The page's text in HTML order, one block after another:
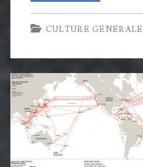
gouts
et
les
couleurs…
CULTURE GÉNÉRALE